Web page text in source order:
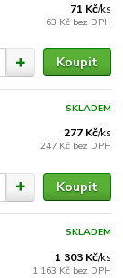
71 Kč/ks
63 Kč bez DPH
Koupit
277 Kč/ks
247 Kč bez DPH
SKLADEM
Koupit
1 303 Kč/ks
1 163 Kč bez DPH
SKLADEM